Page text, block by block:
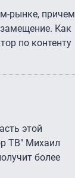
рынке, причем
Как
по контенту
этой
ТВ" Михаил
более